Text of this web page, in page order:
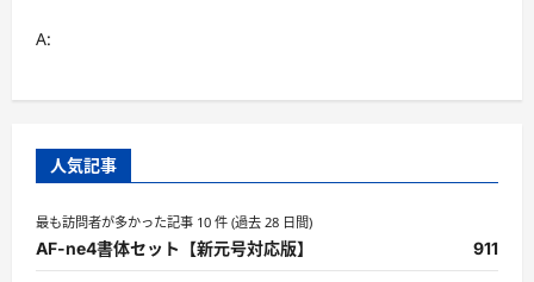
A:
人気記事
最も訪問者が多かった記事 10 件 (過去 28 日間)
AF-ne4書体セット【新元号対応版】 911